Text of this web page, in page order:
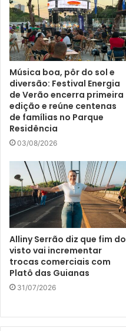
Música boa, pôr do sol e
diversão: Festival Energia
de Verão encerra primeira
edição e reúne centenas
de famílias no Parque
Residência
03/08/2026
Alliny Serrão diz que fim do
visto vai incrementar
trocas comerciais com
Platô das Guianas
31/07/2026